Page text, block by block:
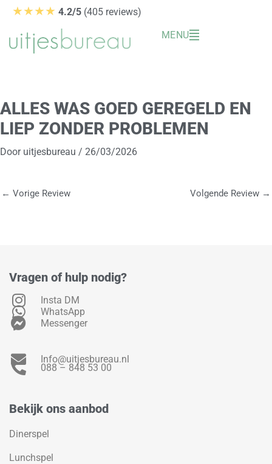
de
★★★★ 4.2/5 (405 reviews)
MENU
ALLES WAS GOED GEREGELD EN
LIEP ZONDER PROBLEMEN
Door uitjesbureau / 26/03/2026
← Vorige Review Volgende Review →
Vragen of hulp nodig?
Insta DM
WhatsApp
Messenger
Info@uitjesbureau.nl
088 – 848 53 00
Bekijk ons aanbod
Dinerspel
Lunchspel